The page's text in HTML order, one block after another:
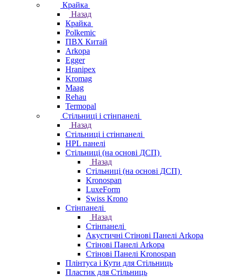
Крайка
Назад
Крайка
Polkemic
ПВХ Китай
Arkopa
Egger
Hranipex
Kromag
Maag
Rehau
Termopal
Стільниці і стінпанелі
Назад
Стільниці і стінпанелі
HPL панелі
Стільниці (на основі ДСП)
Назад
Стільниці (на основі ДСП)
Kronospan
LuxeForm
Swiss Krono
Стінпанелі
Назад
Стінпанелі
Акустичні Стінові Панелі Аrkopa
Стінові Панелі Arkopa
Стінові Панелі Kronospan
Плінтуса і Кути для Стільниць
Пластик для Стільниць